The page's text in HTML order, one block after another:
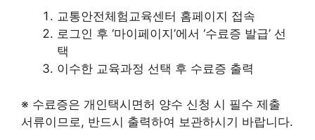
교통안전체험교육센터 홈페이지 접속​
로그인 후 ‘마이페이지’에서 ‘수료증 발급’ 선
택​
이수한 교육과정 선택 후 수료증 출력​
※ 수료증은 개인택시면허 양수 신청 시 필수 제출
서류이므로, 반드시 출력하여 보관하시기 바랍니다.​